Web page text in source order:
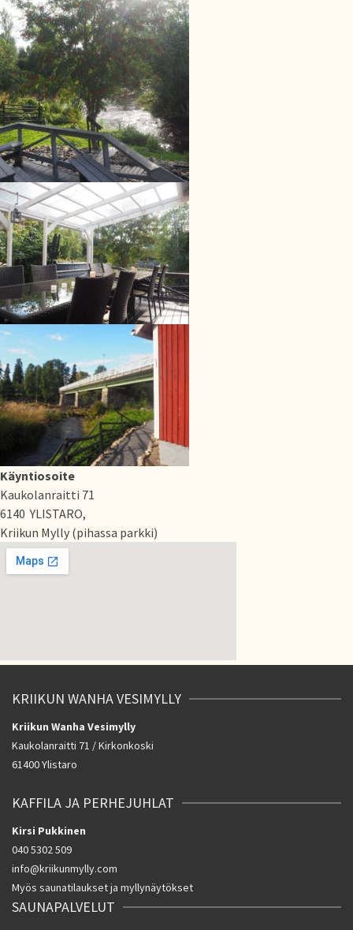
Käyntiosoite
Kaukolanraitti 71
6140 YLISTARO,
Kriikun Mylly (pihassa parkki)
KRIIKUN WANHA VESIMYLLY
Kriikun Wanha Vesimylly
Kaukolanraitti 71 / Kirkonkoski
61400 Ylistaro
KAFFILA JA PERHEJUHLAT
Kirsi Pukkinen
040 5302 509
info@kriikunmylly.com
Myös saunatilaukset ja myllynäytökset
SAUNAPALVELUT